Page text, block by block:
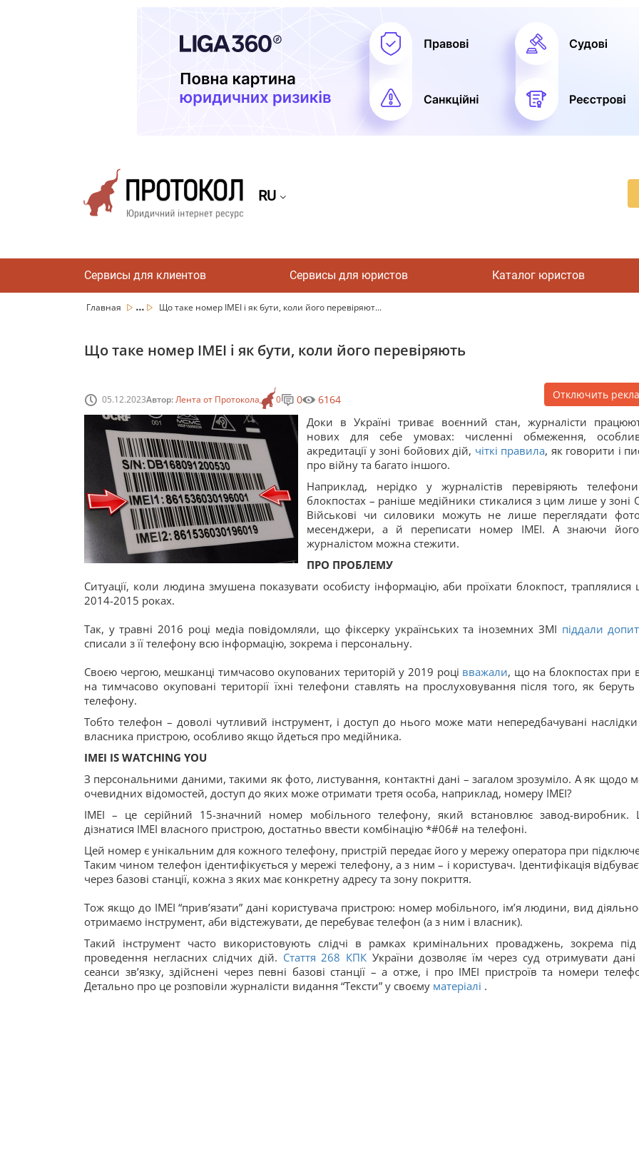
RU
Сервисы для клиентов Сервисы для юристов Каталог юристов
Главная ... Що таке номер IMEI і як бути, коли його перевіряют...
Що таке номер IMEI і як бути, коли його перевіряють
05.12.2023Автор:Лента от Протокола 0 0 6164 Отключить
Доки в Україні триває воєнний стан, журналісти
нових для себе умовах: численні обмеження,
акредитації у зоні бойових дій, чіткі правила, як говорити і
про війну та багато іншого.
Наприклад, нерідко у журналістів перевіряють
блокпостах – раніше медійники стикалися з цим лише у зоні
Військові чи силовики можуть не лише переглядати
месенджери, а й переписати номер ІМЕІ. А знаючи
журналістом можна стежити.
ПРО ПРОБЛЕМУ
Ситуації, коли людина змушена показувати особисту інформацію, аби проїхати блокпост, траплялися
2014-2015 роках.
Так, у травні 2016 році медіа повідомляли, що фіксерку українських та іноземних ЗМІ піддали
списали з її телефону всю інформацію, зокрема і персональну.
Своєю чергою, мешканці тимчасово окупованих територій у 2019 році вважали, що на блокпостах при
на тимчасово окуповані території їхні телефони ставлять на прослуховування після того, як беруть
телефону.
Тобто телефон – доволі чутливий інструмент, і доступ до нього може мати непередбачувані
власника пристрою, особливо якщо йдеться про медійника.
ІМЕІ IS WATCHING YOU
З персональними даними, такими як фото, листування, контактні дані – загалом зрозуміло. А як щодо
очевидних відомостей, доступ до яких може отримати третя особа, наприклад, номеру ІМЕІ?
ІМЕІ – це серійний 15-значний номер мобільного телефону, який встановлює завод-виробник.
дізнатися ІМЕІ власного пристрою, достатньо ввести комбінацію *#06# на телефоні.
Цей номер є унікальним для кожного телефону, пристрій передає його у мережу оператора при
Таким чином телефон ідентифікується у мережі телефону, а з ним – і користувач. Ідентифікація
через базові станції, кожна з яких має конкретну адресу та зону покриття.
Тож якщо до ІМЕІ “прив’язати” дані користувача пристрою: номер мобільного, ім’я людини, вид
отримаємо інструмент, аби відстежувати, де перебуває телефон (а з ним і власник).
Такий інструмент часто використовують слідчі в рамках кримінальних проваджень, зокрема
проведення негласних слідчих дій. Стаття 268 КПКУкраїни дозволяє їм через суд отримувати
сеанси зв’язку, здійснені через певні базові станції – а отже, і про ІМЕІ пристроїв та номери
Детально про це розповіли журналісти видання “Тексти” у своєму матеріалі .